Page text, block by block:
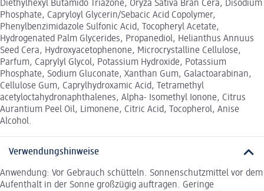
Diethylhexyl Butamido Triazone, Oryza Sativa Bran Cera, Disodium
Phosphate, Capryloyl Glycerin/Sebacic Acid Copolymer,
Phenylbenzimidazole Sulfonic Acid, Tocopheryl Acetate,
Hydrogenated Palm Glycerides, Propanediol, Helianthus Annuus
Seed Cera, Hydroxyacetophenone, Microcrystalline Cellulose,
Parfum, Caprylyl Glycol, Potassium Hydroxide, Potassium
Phosphate, Sodium Gluconate, Xanthan Gum, Galactoarabinan,
Cellulose Gum, Caprylhydroxamic Acid, Tetramethyl
acetyloctahydronaphthalenes, Alpha- Isomethyl Ionone, Citrus
Aurantium Peel Oil, Limonene, Citric Acid, Tocopherol, Anise
Alcohol.
Verwendungshinweise
Anwendung: Vor Gebrauch schütteln. Sonnenschutzmittel vor dem
Aufenthalt in der Sonne großzügig auftragen. Geringe